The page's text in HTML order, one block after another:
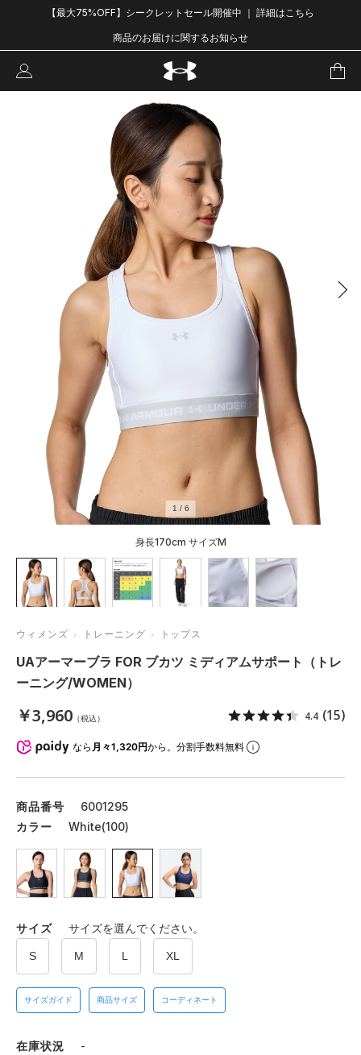
【最大75%OFF】シークレットセール開催中 ｜ 詳細はこちら
商品のお届けに関するお知らせ
1 / 6
身長170cm サイズM
ウィメンズ トレーニング トップス
UAアーマーブラ FOR ブカツ ミディアムサポート（トレ
ーニング/WOMEN）
￥3,960 （税込） 4.4 (15)
なら 月々1,320円から。分割手数料無料
商品番号
6001295
カラー
White(100)
サイズ サイズを選んでください。
S M L XL
サイズガイド 商品サイズ コーディネート
在庫状況 -